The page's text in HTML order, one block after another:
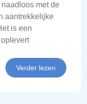
met de
aantrekkelijke
is een
Verder lezen